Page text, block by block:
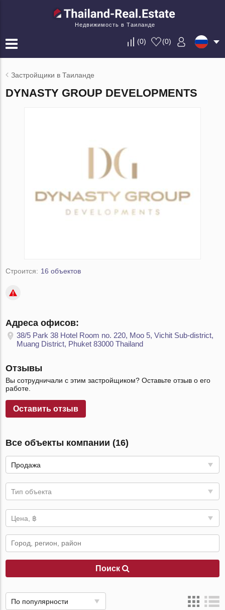
Недвижимость в Таиланде
(0) (0)
Застройщики в Таиланде
DYNASTY GROUP DEVELOPMENTS
Строится: 16 объектов
Адреса офисов:
38/5 Park 38 Hotel Room no. 220, Moo 5, Vichit Sub-district,
Muang District, Phuket 83000 Thailand
Отзывы
Вы сотрудничали с этим застройщиком? Оставьте отзыв о его
работе.
Оставить отзыв
Все объекты компании (16)
Продажа
Тип объекта
Цена, ฿
Поиск
По популярности